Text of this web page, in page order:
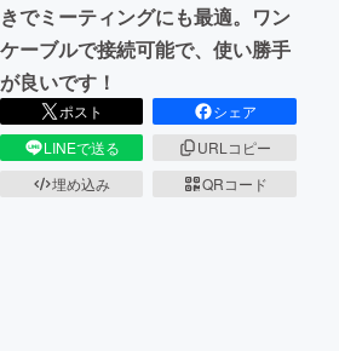
CAMPFIRE for Social Good
CAMPFIREふるさと納税
きでミーティングにも最適。ワン
ケーブルで接続可能で、使い勝手
が良いです！
ポスト
シェア
LINEで送る
URLコピー
埋め込み
QRコード